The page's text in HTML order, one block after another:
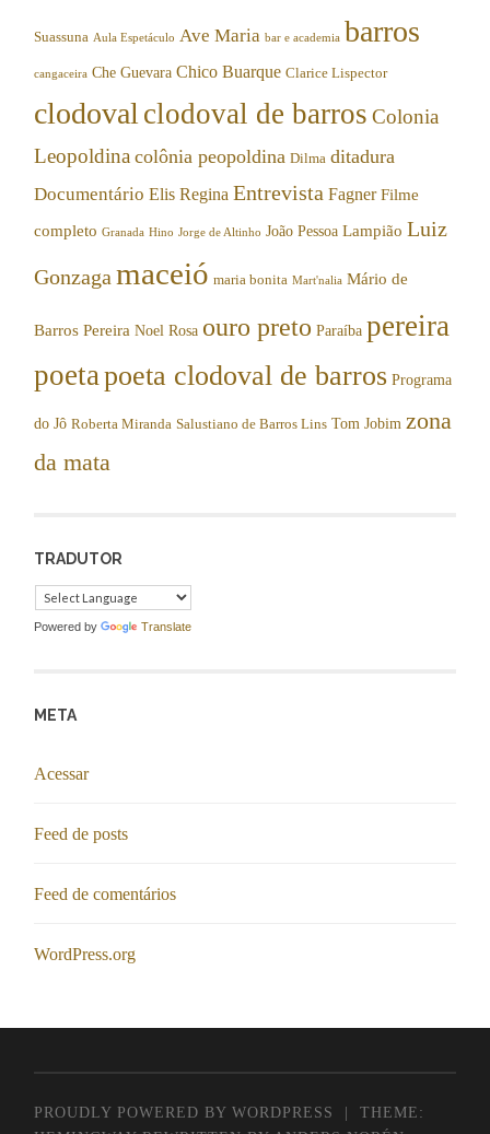
Suassuna Aula Espetáculo Ave Maria bar e academia barros
cangaceira Che Guevara Chico Buarque Clarice Lispector
clodoval clodoval de barros Colonia
Leopoldina colônia peopoldina Dilma ditadura
Documentário Elis Regina Entrevista Fagner Filme
completo Granada Hino Jorge de Altinho João Pessoa Lampião Luiz
Gonzaga maceió maria bonita Mart'nalia Mário de
Barros Pereira Noel Rosa ouro preto Paraíba pereira
poeta poeta clodoval de barros Programa
do Jô Roberta Miranda Salustiano de Barros Lins Tom Jobim zona
da mata
TRADUTOR
Powered by Translate
META
Acessar
Feed de posts
Feed de comentários
WordPress.org
PROUDLY POWERED BY WORDPRESS
THEME: